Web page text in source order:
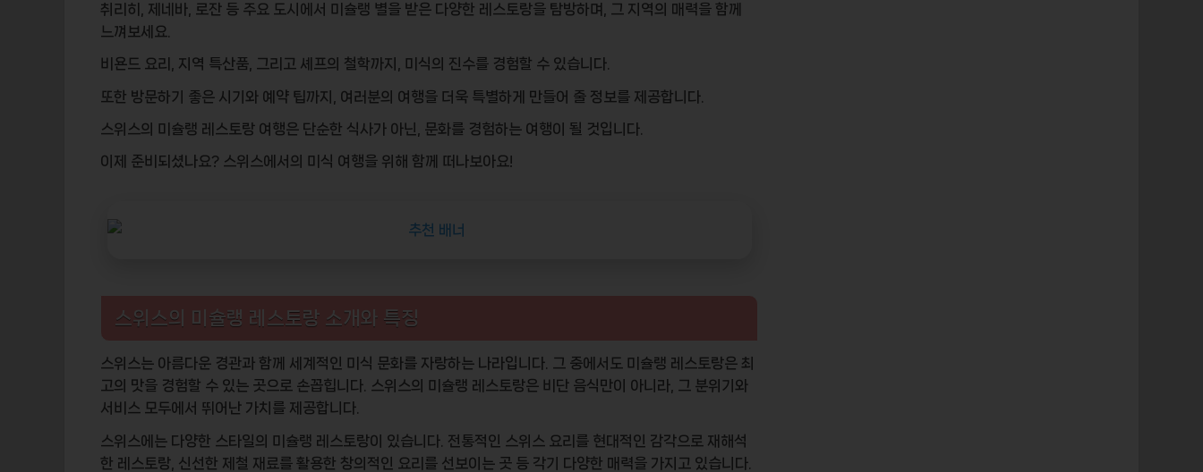
취리히, 제네바, 로잔 등 주요 도시에서 미슐랭 별을 받은 다양한 레스토랑을 탐방하며, 그 지역의 매력을 함께
느껴보세요.
비욘드 요리, 지역 특산품, 그리고 셰프의 철학까지, 미식의 진수를 경험할 수 있습니다.
또한 방문하기 좋은 시기와 예약 팁까지, 여러분의 여행을 더욱 특별하게 만들어 줄 정보를 제공합니다.
스위스의 미슐랭 레스토랑 여행은 단순한 식사가 아닌, 문화를 경험하는 여행이 될 것입니다.
이제 준비되셨나요? 스위스에서의 미식 여행을 위해 함께 떠나보아요!
스위스의 미슐랭 레스토랑 소개와 특징
스위스는 아름다운 경관과 함께 세계적인 미식 문화를 자랑하는 나라입니다. 그 중에서도 미슐랭 레스토랑은 최
고의 맛을 경험할 수 있는 곳으로 손꼽힙니다. 스위스의 미슐랭 레스토랑은 비단 음식만이 아니라, 그 분위기와
서비스 모두에서 뛰어난 가치를 제공합니다.
스위스에는 다양한 스타일의 미슐랭 레스토랑이 있습니다. 전통적인 스위스 요리를 현대적인 감각으로 재해석
한 레스토랑, 신선한 제철 재료를 활용한 창의적인 요리를 선보이는 곳 등 각기 다양한 매력을 가지고 있습니다.